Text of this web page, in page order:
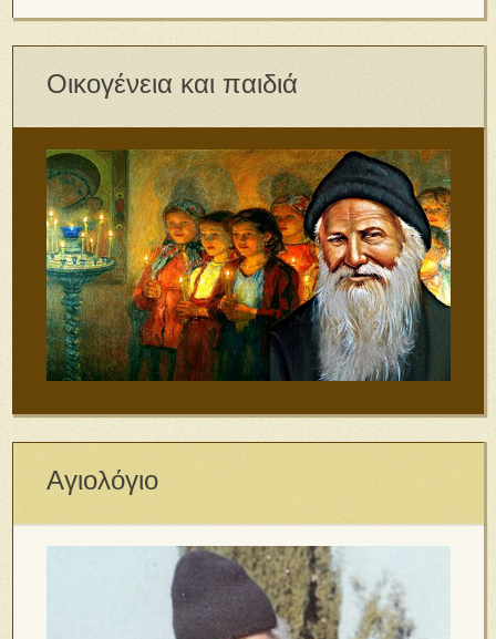
Οικογένεια και παιδιά
Αγιολόγιο